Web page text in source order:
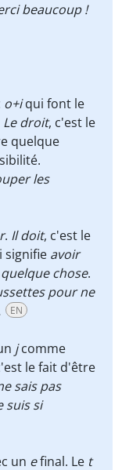
beaucoup !
o+iqui font le
Le droit, c'est le
quelque
les
r. Il doit, c'est le
signifie avoir
chose.
pour ne
EN
jcomme
le fait d'être
sais pas
suis si
un efinal. Le t